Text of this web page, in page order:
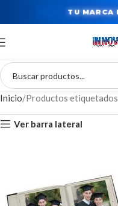
TU MARCA
Inicio Productos etiquetados
Ver barra lateral